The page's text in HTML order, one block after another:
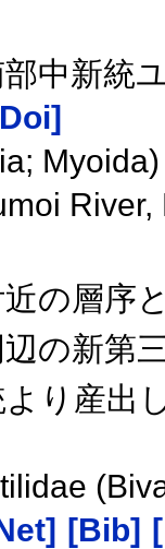
中新統
の層序
の新第
り産出
[Bib]